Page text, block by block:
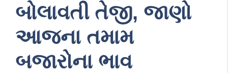
બોલાવતી તેજી, જાણો
આજના તમામ
બજારોના ભાવ